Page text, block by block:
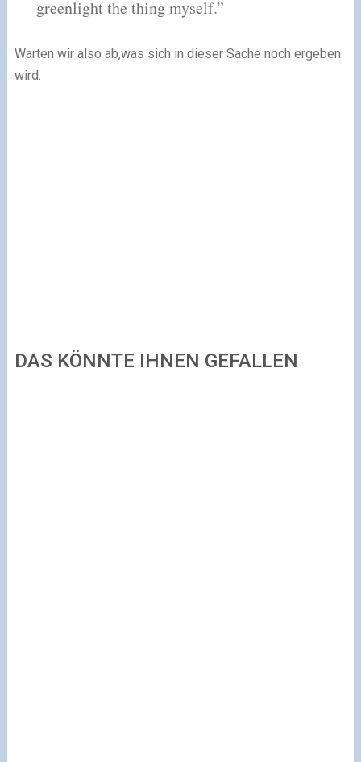
greenlight the thing myself.”
Warten wir also ab,was sich in dieser Sache noch ergeben
wird.
DAS KÖNNTE IHNEN GEFALLEN